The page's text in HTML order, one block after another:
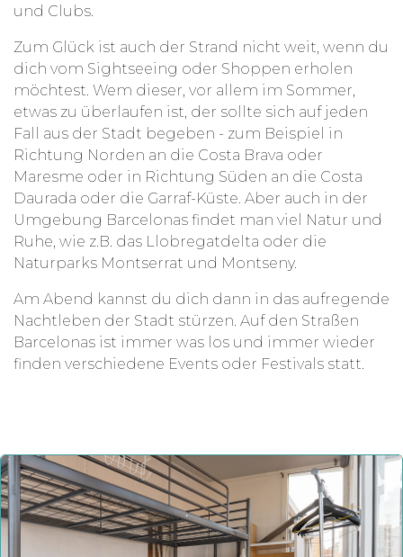
und Clubs.
Zum Glück ist auch der Strand nicht weit, wenn du
dich vom Sightseeing oder Shoppen erholen
möchtest. Wem dieser, vor allem im Sommer,
etwas zu überlaufen ist, der sollte sich auf jeden
Fall aus der Stadt begeben - zum Beispiel in
Richtung Norden an die Costa Brava oder
Maresme oder in Richtung Süden an die Costa
Daurada oder die Garraf-Küste. Aber auch in der
Umgebung Barcelonas findet man viel Natur und
Ruhe, wie z.B. das Llobregatdelta oder die
Naturparks Montserrat und Montseny.
Am Abend kannst du dich dann in das aufregende
Nachtleben der Stadt stürzen. Auf den Straßen
Barcelonas ist immer was los und immer wieder
finden verschiedene Events oder Festivals statt.